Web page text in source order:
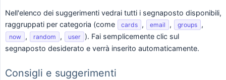
Nell'elenco dei suggerimenti vedrai tutti i segnaposto disponibili,
raggruppati per categoria (come
cards , email , groups ,
now , random , user ). Fai semplicemente clic sul
segnaposto desiderato e verrà inserito automaticamente.
Consigli e suggerimenti